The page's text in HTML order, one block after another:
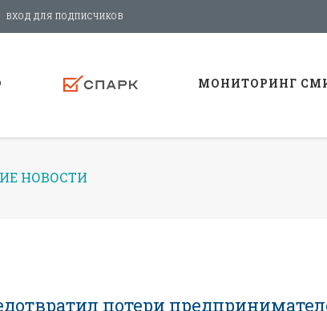
ВХОД ДЛЯ ПОДПИСЧИКОВ
МОНИТОРИНГ
НОВОСТИ
потери